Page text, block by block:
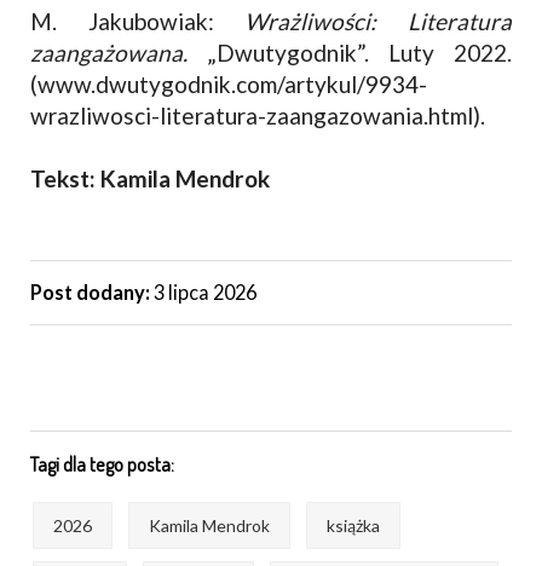
M. Jakubowiak:
Wrażliwości: Literatura
zaangażowana. „Dwutygodnik”. Luty 2022.
(www.dwutygodnik.com/artykul/9934-
wrazliwosci-literatura-zaangazowania.html).
Tekst: Kamila Mendrok
Post dodany: 3 lipca 2026
Tagi dla tego posta:
2026 Kamila Mendrok książka